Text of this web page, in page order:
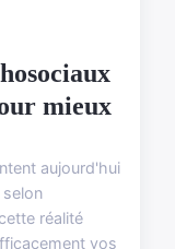
mieux
aujourd'hui
réalité
vos